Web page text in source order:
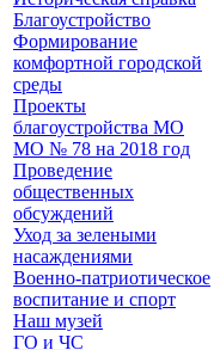
Благоустройство
Формирование
комфортной городской
среды
Проекты
благоустройства МО
МО № 78 на 2018 год
Проведение
общественных
обсуждений
Уход за зелеными
насаждениями
Военно-патриотическое
воспитание и спорт
Наш музей
ГО и ЧС